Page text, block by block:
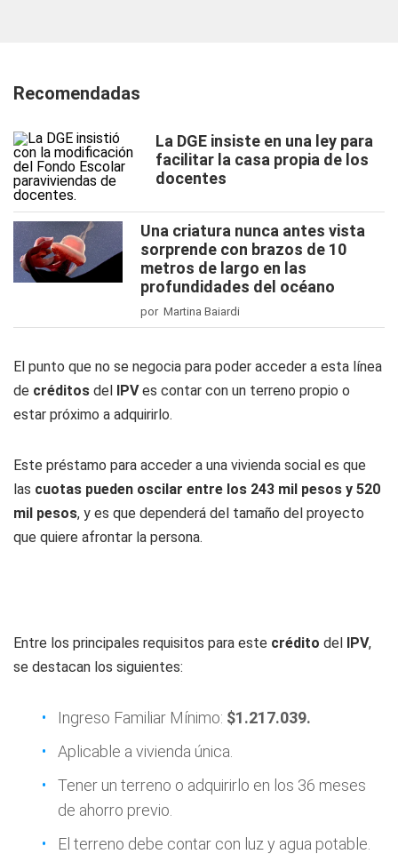
Recomendadas
La DGE insiste en una ley para
facilitar la casa propia de los
docentes
Una criatura nunca antes vista
sorprende con brazos de 10
metros de largo en las
profundidades del océano
por Martina Baiardi
El punto que no se negocia para poder acceder a esta línea
de créditos del IPVes contar con un terreno propio o
estar próximo a adquirirlo.
Este préstamo para acceder a una vivienda social es que
las cuotas pueden oscilar entre los 243 mil pesos y 520
mil pesos, y es que dependerá del tamaño del proyecto
que quiere afrontar la persona.
Entre los principales requisitos para este crédito del IPV,
se destacan los siguientes:
Ingreso Familiar Mínimo: $1.217.039.
Aplicable a vivienda única.
Tener un terreno o adquirirlo en los 36 meses
de ahorro previo.
El terreno debe contar con luz y agua potable.